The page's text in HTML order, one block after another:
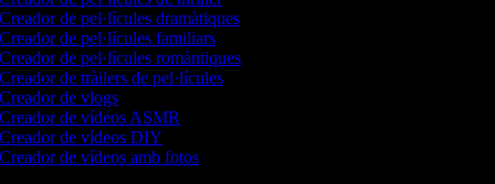
de pel·lícules dramàtiques
de pel·lícules familiars
de pel·lícules romàntiques
de tràilers de pel·lícules
de vlogs
de vídeos ASMR
de vídeos DIY
de vídeos amb fotos